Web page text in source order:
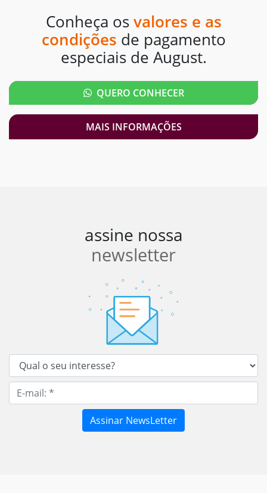
Conheça os valores e as
condições de pagamento
especiais de August.
QUERO CONHECER
MAIS INFORMAÇÕES
assine nossa
newsletter